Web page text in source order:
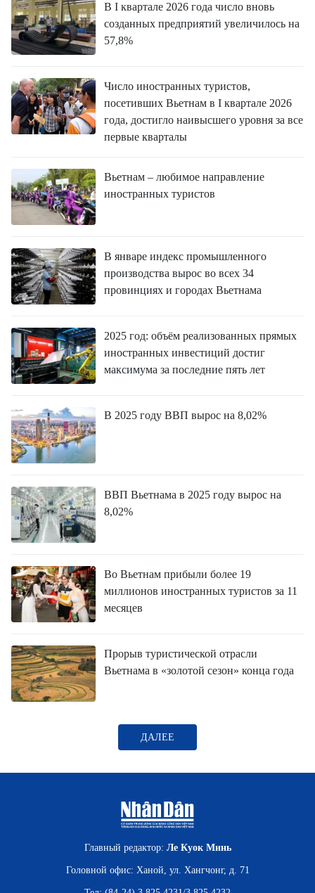
В I квартале 2026 года число вновь
созданных предприятий увеличилось на
57,8%
Число иностранных туристов,
посетивших Вьетнам в I квартале 2026
года, достигло наивысшего уровня за все
первые кварталы
Вьетнам – любимое направление
иностранных туристов
В январе индекс промышленного
производства вырос во всех 34
провинциях и городах Вьетнама
2025 год: объём реализованных прямых
иностранных инвестиций достиг
максимума за последние пять лет
В 2025 году ВВП вырос на 8,02%
ВВП Вьетнама в 2025 году вырос на
8,02%
Во Вьетнам прибыли более 19
миллионов иностранных туристов за 11
месяцев
Прорыв туристической отрасли
Вьетнама в «золотой сезон» конца года
ДАЛЕЕ
Главный редактор: Ле Куок Минь
Головной офис: Ханой, ул. Хангчонг, д. 71